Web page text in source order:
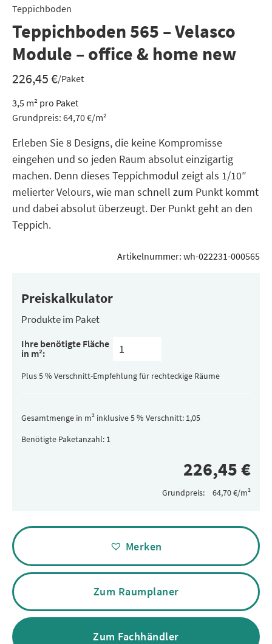
Teppichboden
Teppichboden 565 – Velasco
Module – office & home new
226,45€/Paket
3,5 m² pro Paket
Grundpreis: 64,70€/m²
Erleben Sie 8 Designs, die keine Kompromisse
eingehen und so jeden Raum absolut einzigartig
machen. Denn dieses Teppichmodul zeigt als 1/10″
melierter Velours, wie man schnell zum Punkt kommt
und dabei absolut überzeugt. Der Punkt geht an den
Teppich.
Artikelnummer: wh-022231-000565
Preiskalkulator
Produkte im Paket
Inhalt
pro
Paket
Ihre benötigte Fläche
in m²:
Plus 5 % Verschnitt-Empfehlung für rechteckige Räume
Gesamtmenge in m² inklusive 5 % Verschnitt:
Benötigte Paketanzahl:
Grundpreis:
Alternative:
Merken
Zum Raumplaner
Zum Fachhändler